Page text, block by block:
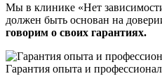
Мы в клинике «Нет
должен быть основан на
говорим о своих гарантиях.
Гарантия опыта и